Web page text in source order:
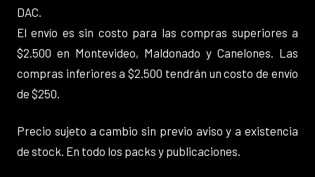
DAC.
El envío es sin costo para las compras superiores a
$2.500 en Montevideo, Maldonado y Canelones. Las
compras inferiores a $2.500 tendrán un costo de envío
de $250.
Precio sujeto a cambio sin previo aviso y a existencia
de stock. En todo los packs y publicaciones.